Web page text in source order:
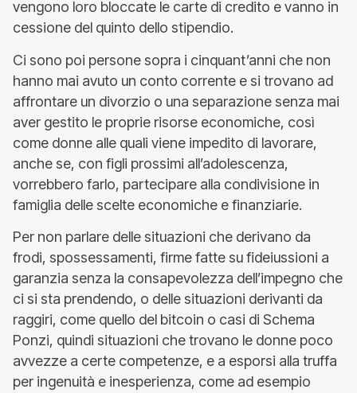
vengono loro bloccate le carte di credito e vanno in
cessione del quinto dello stipendio.
Ci sono poi persone sopra i cinquant’anni che non
hanno mai avuto un conto corrente e si trovano ad
affrontare un divorzio o una separazione senza mai
aver gestito le proprie risorse economiche, così
come donne alle quali viene impedito di lavorare,
anche se, con figli prossimi all’adolescenza,
vorrebbero farlo, partecipare alla condivisione in
famiglia delle scelte economiche e finanziarie.
Per non parlare delle situazioni che derivano da
frodi, spossessamenti, firme fatte su fideiussioni a
garanzia senza la consapevolezza dell’impegno che
ci si sta prendendo, o delle situazioni derivanti da
raggiri, come quello del bitcoin o casi di Schema
Ponzi, quindi situazioni che trovano le donne poco
avvezze a certe competenze, e a esporsi alla truffa
per ingenuità e inesperienza, come ad esempio